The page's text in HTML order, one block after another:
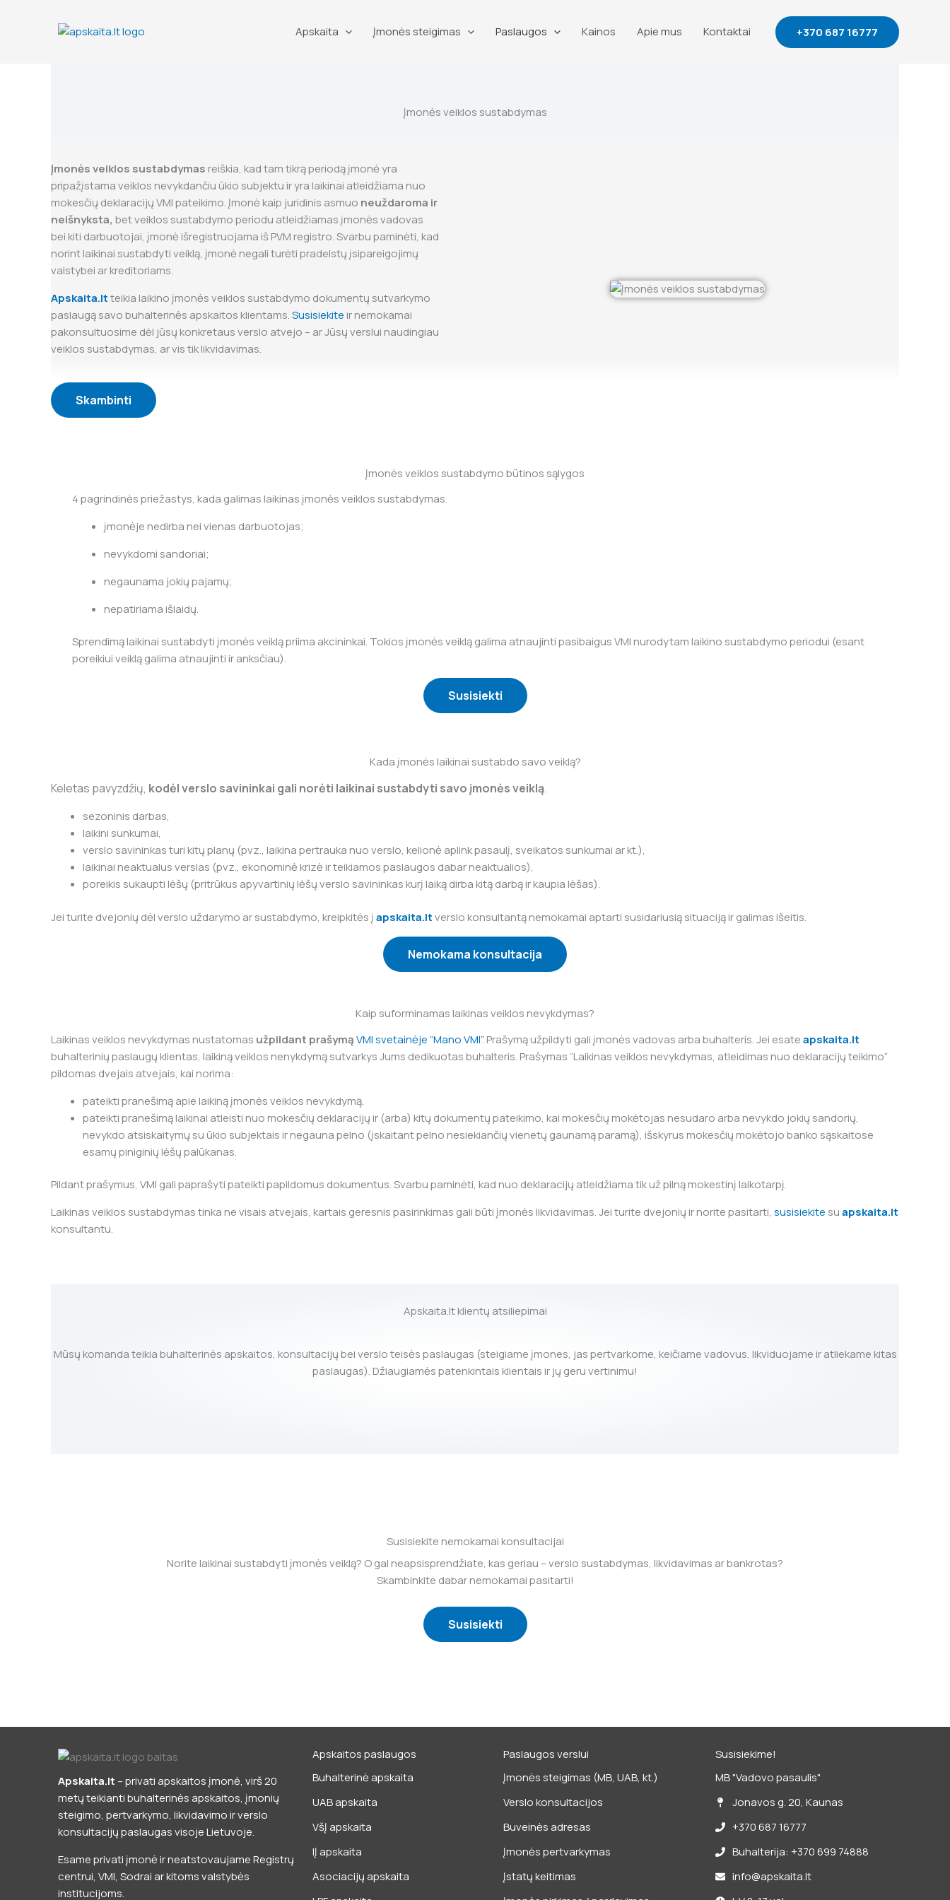
Apskaita Įmonės steigimas Paslaugos Kainos Apie mus Kontaktai +370 687 16777
Įmonės veiklos sustabdymas
Įmonės veiklos sustabdymas reiškia, kad tam tikrą periodą įmonė yra
pripažįstama veiklos nevykdančiu ūkio subjektu ir yra laikinai atleidžiama nuo
mokesčių deklaracijų VMI pateikimo. Įmonė kaip juridinis asmuo neuždaroma ir
neišnyksta, bet veiklos sustabdymo periodu atleidžiamas įmonės vadovas
bei kiti darbuotojai, įmonė išregistruojama iš PVM registro. Svarbu paminėti, kad
norint laikinai sustabdyti veiklą, įmonė negali turėti pradelstų įsipareigojimų
valstybei ar kreditoriams.
Apskaita.ltteikia laikino įmonės veiklos sustabdymo dokumentų sutvarkymo
paslaugą savo buhalterinės apskaitos klientams.Susisiekite ir nemokamai
pakonsultuosime dėl jūsų konkretaus verslo atvejo – ar Jūsų verslui naudingiau
veiklos sustabdymas, ar vis tik likvidavimas.
Skambinti
Įmonės veiklos sustabdymo būtinos sąlygos
4 pagrindinės priežastys, kada galimas laikinas įmonės veiklos sustabdymas.
įmonėje nedirba nei vienas darbuotojas;
nevykdomi sandoriai;
negaunama jokių pajamų;
nepatiriama išlaidų.
Sprendimą laikinai sustabdyti įmonės veiklą priima akcininkai. Tokios įmonės veiklą galima atnaujinti pasibaigus VMI nurodytam laikino sustabdymo periodui (esant
poreikiui veiklą galima atnaujinti ir anksčiau).
Susisiekti
Kada įmonės laikinai sustabdo savo veiklą?
Keletas pavyzdžių, kodėl verslo savininkai gali norėti laikinai sustabdyti savo įmonės veiklą.
sezoninis darbas,
laikini sunkumai,
verslo savininkas turi kitų planų (pvz., laikina pertrauka nuo verslo, kelionė aplink pasaulį, sveikatos sunkumai ar kt.),
laikinai neaktualus verslas (pvz., ekonominė krizė ir teikiamos paslaugos dabar neaktualios),
poreikis sukaupti lėšų (pritrūkus apyvartinių lėšų verslo savininkas kurį laiką dirba kitą darbą ir kaupia lėšas).
Jei turite dvejonių dėl verslo uždarymo ar sustabdymo, kreipkitės įapskaita.ltverslo konsultantą nemokamai aptarti susidariusią situaciją ir galimas išeitis.
Nemokama konsultacija
Kaip suforminamas laikinas veiklos nevykdymas?
Laikinas veiklos nevykdymas nustatomas užpildant prašymąVMI svetainėje “Mano VMI”. Prašymą užpildyti gali įmonės vadovas arba buhalteris. Jei esateapskaita.lt
buhalterinių paslaugų klientas, laikiną veiklos nenykdymą sutvarkys Jums dedikuotas buhalteris. Prašymas “Laikinas veiklos nevykdymas, atleidimas nuo deklaracijų teikimo”
pildomas dvejais atvejais, kai norima:
pateikti pranešimą apie laikiną įmonės veiklos nevykdymą,
pateikti pranešimą laikinai atleisti nuo mokesčių deklaracijų ir (arba) kitų dokumentų pateikimo, kai mokesčių mokėtojas nesudaro arba nevykdo jokių sandorių,
nevykdo atsiskaitymų su ūkio subjektais ir negauna pelno (įskaitant pelno nesiekiančių vienetų gaunamą paramą), išskyrus mokesčių mokėtojo banko sąskaitose
esamų piniginių lėšų palūkanas.
Pildant prašymus, VMI gali paprašyti pateikti papildomus dokumentus. Svarbu paminėti, kad nuo deklaracijų atleidžiama tik už pilną mokestinį laikotarpį.
Laikinas veiklos sustabdymas tinka ne visais atvejais, kartais geresnis pasirinkimas gali būti įmonės likvidavimas. Jei turite dvejonių ir norite pasitarti, susisiekite suapskaita.lt
konsultantu.
Apskaita.lt klientų atsiliepimai
Mūsų komanda teikia buhalterinės apskaitos, konsultacijų bei verslo teisės paslaugas (steigiame įmones, jas pertvarkome, keičiame vadovus, likviduojame ir atliekame kitas
paslaugas). Džiaugiamės patenkintais klientais ir jų geru vertinimu!
Susisiekite nemokamai konsultacijai
Norite laikinai sustabdyti įmonės veiklą? O gal neapsisprendžiate, kas geriau – verslo sustabdymas, likvidavimas ar bankrotas?
Skambinkite dabar nemokamai pasitarti!
Susisiekti
Apskaita.lt – privati apskaitos įmonė, virš 20
metų teikianti buhalterinės apskaitos, įmonių
steigimo, pertvarkymo, likvidavimo ir verslo
konsultacijų paslaugas visoje Lietuvoje.
Esame privati įmonė ir neatstovaujame Registrų
centrui, VMI, Sodrai ar kitoms valstybės
institucijoms.
Apskaitos paslaugos
Buhalterinė apskaita
UAB apskaita
VšĮ apskaita
IĮ apskaita
Asociacijų apskaita
Paslaugos verslui
Įmonės steigimas (MB, UAB, kt.)
Verslo konsultacijos
Buveinės adresas
Įmonės pertvarkymas
Įstatų keitimas
Susisiekime!
MB "Vadovo pasaulis"
Jonavos g. 20, Kaunas
+370 687 16777
Buhalterija: +370 699 74888
info@apskaita.lt